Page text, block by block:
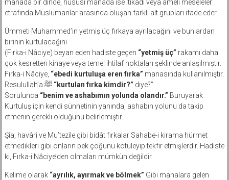
manada bir dinde, hususi manada ise itikadi veya ameli meseleler
etrafında Müslümanlar arasında oluşan farklı alt grupları ifade eder.
Ümmeti Muhammed’in yetmiş üç fırkaya ayrılacağını ve bunlardan
birinin kurtulacağını
(Fırka-i Nâciye) beyan eden hadiste geçen “yetmiş üç” rakamı daha
çok kesretten kinaye veya temel ihtilaf noktaları şeklinde anlaşılmıştır.
Fırka-i Nâciye, “ebedi kurtuluşa eren fırka” manasında kullanılmıştır.
Resulullah’a ﷺ “kurtulan fırka kimdir?” diye?”
Sorulunca “benim ve ashabımın yolunda olandır.” Buruyarak
Kurtuluş için kendi sünnetinin yanında, ashabın yolunu da takip
etmenin gerekli olduğunu belirlemiştir.
Şîa, havâri ve Mu’tezile gibi bidât fırkalar Sahabe-i kirama hürmet
etmedikleri gibi onların pek çoğunu kötüleyip tekfir etmişlerdir. Hadiste
ki, Fırka-i Nâciye’den olmaları mümkün değildir.
Kelime olarak “ayrılık, ayırmak ve bölmek” Gibi manalara gelen